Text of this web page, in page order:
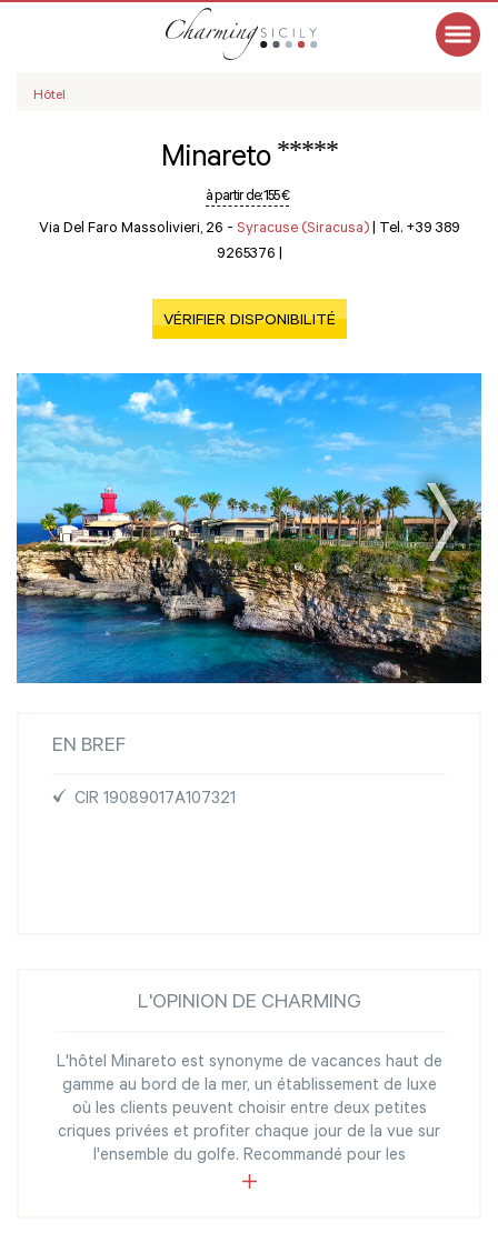
Hôtel
Minareto *****
à partir de:155 €
Via Del Faro Massolivieri, 26 - Syracuse (Siracusa) | Tel. +39 389
9265376 |
VÉRIFIER DISPONIBILITÉ
EN BREF
CIR 19089017A107321
L'OPINION DE CHARMING
L'hôtel Minareto est synonyme de vacances haut de
gamme au bord de la mer, un établissement de luxe
où les clients peuvent choisir entre deux petites
criques privées et profiter chaque jour de la vue sur
l'ensemble du golfe. Recommandé pour les